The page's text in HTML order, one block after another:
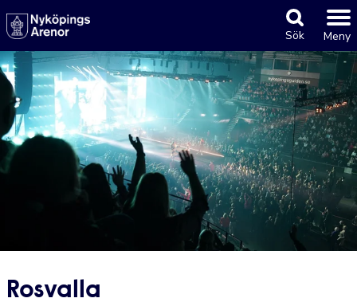
Sök Meny
Rosvalla